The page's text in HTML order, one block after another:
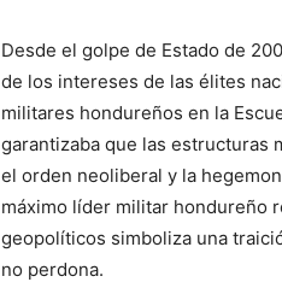
Desde el golpe de Estado de
de los intereses de las élites
militares hondureños en la
garantizaba que las estructuras
el orden neoliberal y la
máximo líder militar hondureño
geopolíticos simboliza una
no perdona.